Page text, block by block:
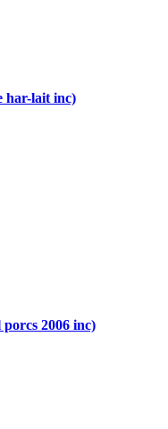
har-lait inc)
2006 inc)